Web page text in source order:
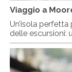
Viaggio a
Un’isola
delle escursioni: